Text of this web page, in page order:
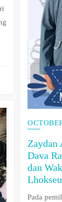
Zaydan
Dava
dan
Pada